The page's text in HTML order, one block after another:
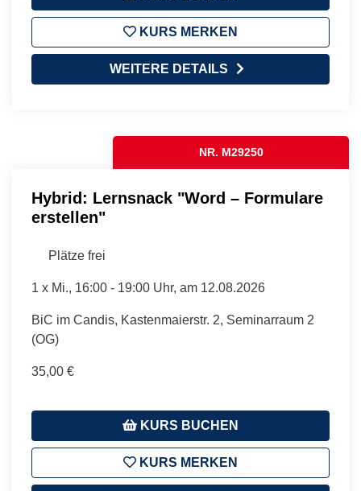
KURS MERKEN
WEITERE DETAILS
NR. M29250
Hybrid: Lernsnack "Word – Formulare
erstellen"
Plätze frei
1 x Mi., 16:00 - 19:00 Uhr, am 12.08.2026
BiC im Candis, Kastenmaierstr. 2, Seminarraum 2
(OG)
35,00 €
KURS BUCHEN
KURS MERKEN